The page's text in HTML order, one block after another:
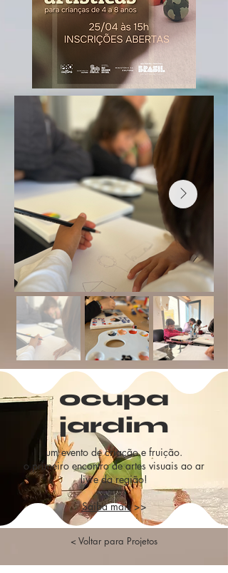
ocupa
jardim
um evento de criação e fruição.
o primeiro encontro de artes visuais ao ar
livre da região!
Saiba mais>>
< Voltar para Projetos